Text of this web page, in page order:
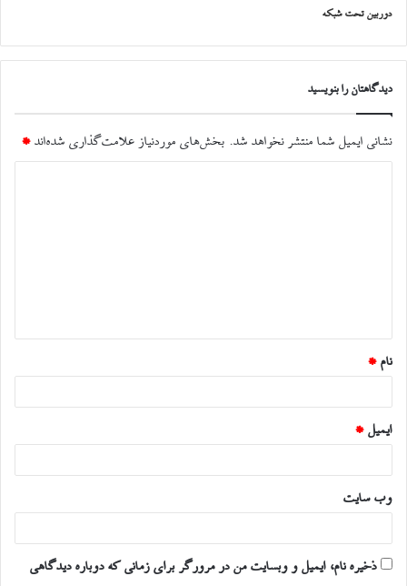
دوربین تحت شبکه
دیدگاهتان را بنویسید
نشانی ایمیل شما منتشر نخواهد شد. بخش‌های موردنیاز علامت‌گذاری شده‌اند *
*
نام *
ایمیل *
وب‌ سایت
ذخیره نام، ایمیل و وبسایت من در مرورگر برای زمانی که دوباره دیدگاهی